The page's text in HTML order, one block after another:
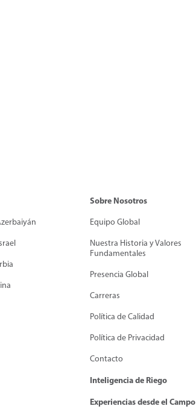
Sobre Nosotros
Equipo Global
Nuestra Historia y Valores
Fundamentales
Presencia Global
Carreras
Política de Calidad
Política de Privacidad
Contacto
Inteligencia de Riego
Experiencias desde el Campo